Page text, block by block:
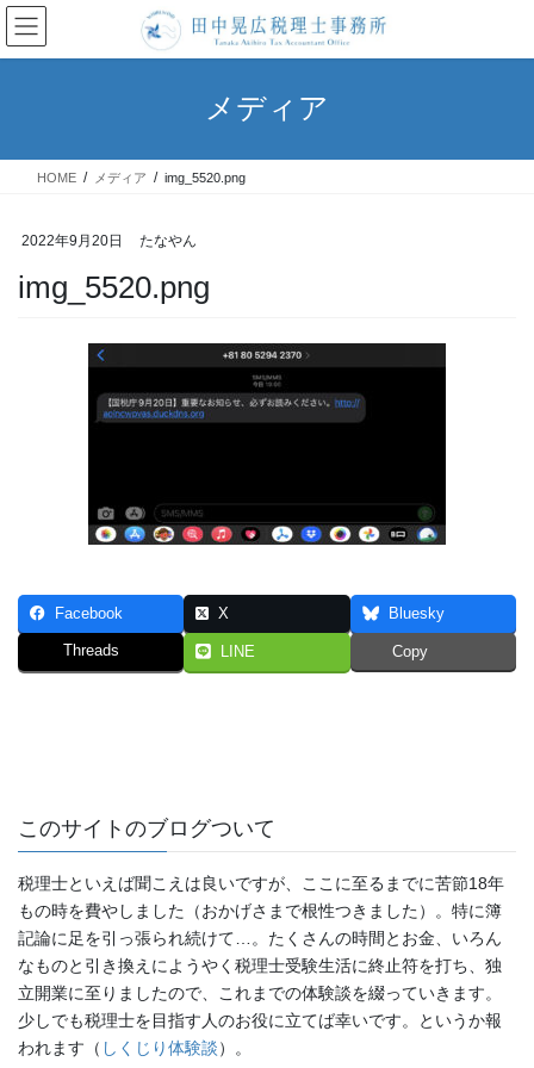
コ
ン
テ
ス
ナ
ビ
ゲ
ン
メディア
HOME メディア img_5520.png
2022年9月20日 たなやん
img_5520.png
Facebook X Bluesky
Threads LINE Copy
このサイトのブログついて
税理士といえば聞こえは良いですが、ここに至るまでに苦節18年
もの時を費やしました（おかげさまで根性つきました）。特に簿
記論に足を引っ張られ続けて…。たくさんの時間とお金、いろん
なものと引き換えにようやく税理士受験生活に終止符を打ち、独
立開業に至りましたので、これまでの体験談を綴っていきます。
少しでも税理士を目指す人のお役に立てば幸いです。というか報
われます（ しくじり体験談）。